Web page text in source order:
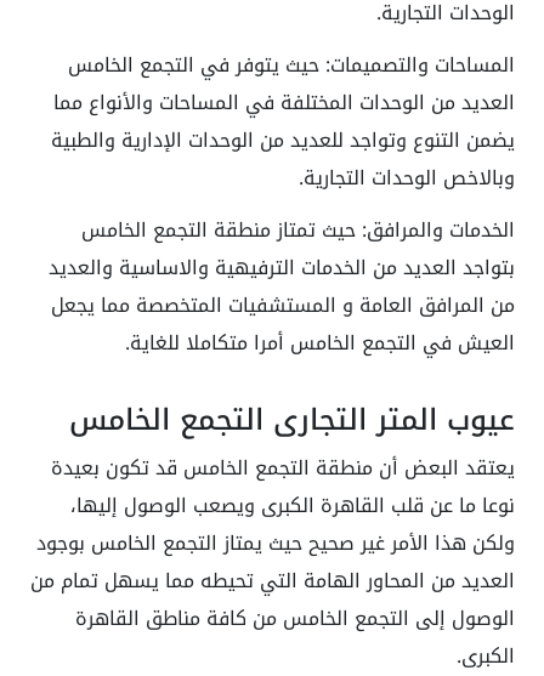
الوحدات التجارية.
المساحات والتصميمات: حيث يتوفر في التجمع الخامس
العديد من الوحدات المختلفة في المساحات والأنواع مما
يضمن التنوع وتواجد للعديد من الوحدات الإدارية والطبية
وبالاخص الوحدات التجارية.
الخدمات والمرافق: حيث تمتاز منطقة التجمع الخامس
بتواجد العديد من الخدمات الترفيهية والاساسية والعديد
من المرافق العامة و المستشفيات المتخصصة مما يجعل
العيش في التجمع الخامس أمرا متكاملا للغاية.
عيوب المتر التجاري التجمع الخامس
يعتقد البعض أن منطقة التجمع الخامس قد تكون بعيدة
نوعا ما عن قلب القاهرة الكبرى ويصعب الوصول إليها،
ولكن هذا الأمر غير صحيح حيث يمتاز التجمع الخامس بوجود
العديد من المحاور الهامة التي تحيطه مما يسهل تمام من
الوصول إلى التجمع الخامس من كافة مناطق القاهرة
الكبرى.